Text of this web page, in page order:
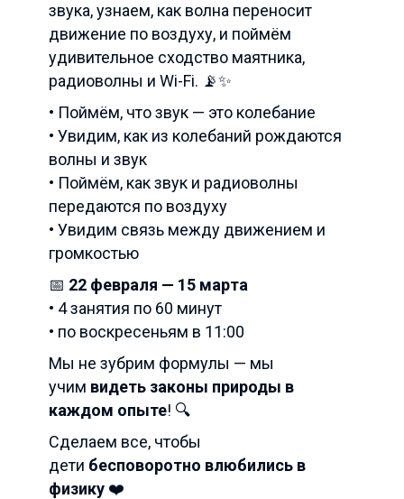
звука, узнаем, как волна переносит
движение по воздуху, и поймём
удивительное сходство маятника,
радиоволны и Wi-Fi. 📡✨
• Поймём, что звук — это колебание
• Увидим, как из колебаний рождаются
волны и звук
• Поймём, как звук и радиоволны
передаются по воздуху
• Увидим связь между движением и
громкостью
📅 22 февраля — 15 марта
• 4 занятия по 60 минут
• по воскресеньям в 11:00
Мы не зубрим формулы — мы
учим видеть законы природы в
каждом опыте! 🔍
Сделаем все, чтобы
дети бесповоротно влюбились в
физику ❤️